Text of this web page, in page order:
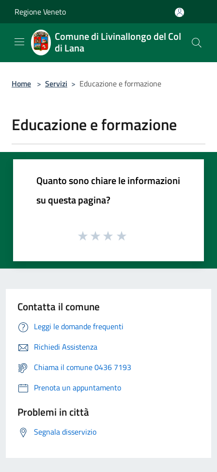
Regione Veneto
Comune di Livinallongo del Col
di Lana
Home > Servizi > Educazione e formazione
Educazione e formazione
Quanto sono chiare le informazioni
su questa pagina?
Contatta il comune
Leggi le domande frequenti
Richiedi Assistenza
Chiama il comune 0436 7193
Prenota un appuntamento
Problemi in città
Segnala disservizio